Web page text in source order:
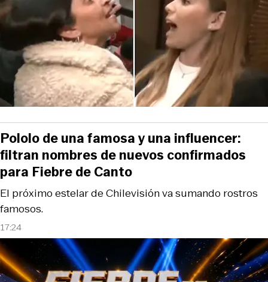
17:24
El próximo estelar de Chilevisión va sumando rostros
famosos.
Pololo de una famosa y una influencer:
filtran nombres de nuevos confirmados
para Fiebre de Canto